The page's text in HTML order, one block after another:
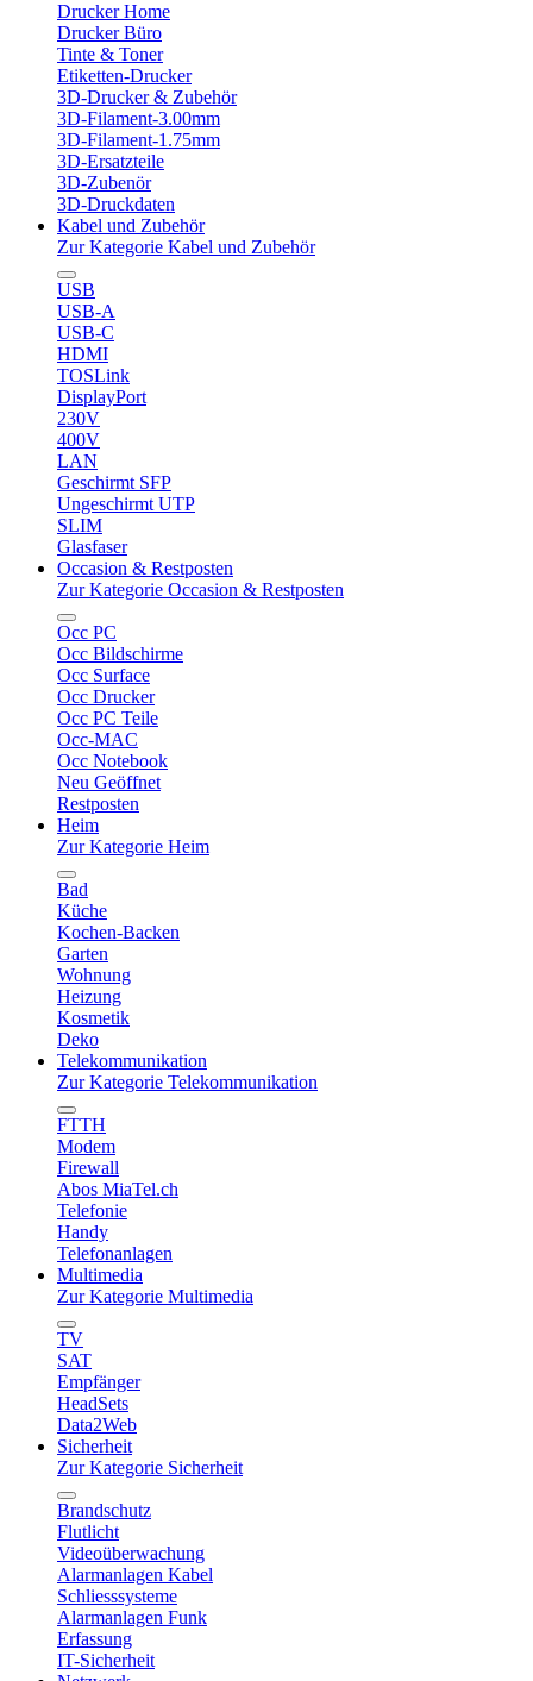
Drucker Home
Drucker Büro
Tinte & Toner
Etiketten-Drucker
3D-Drucker & Zubehör
3D-Filament-3.00mm
3D-Filament-1.75mm
3D-Ersatzteile
3D-Zubenör
3D-Druckdaten
Kabel und Zubehör
Zur Kategorie Kabel und Zubehör
USB
USB-A
USB-C
HDMI
TOSLink
DisplayPort
230V
400V
LAN
Geschirmt SFP
Ungeschirmt UTP
SLIM
Glasfaser
Occasion & Restposten
Zur Kategorie Occasion & Restposten
Occ PC
Occ Bildschirme
Occ Surface
Occ Drucker
Occ PC Teile
Occ-MAC
Occ Notebook
Neu Geöffnet
Restposten
Heim
Zur Kategorie Heim
Bad
Küche
Kochen-Backen
Garten
Wohnung
Heizung
Kosmetik
Deko
Telekommunikation
Zur Kategorie Telekommunikation
FTTH
Modem
Firewall
Abos MiaTel.ch
Telefonie
Handy
Telefonanlagen
Multimedia
Zur Kategorie Multimedia
TV
SAT
Empfänger
HeadSets
Data2Web
Sicherheit
Zur Kategorie Sicherheit
Brandschutz
Flutlicht
Videoüberwachung
Alarmanlagen Kabel
Schliesssysteme
Alarmanlagen Funk
Erfassung
IT-Sicherheit